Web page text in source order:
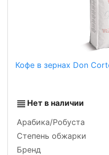
Кофе в зернах Don
Нет в наличии
Арабика/Робуста
Степень обжарки
Бренд